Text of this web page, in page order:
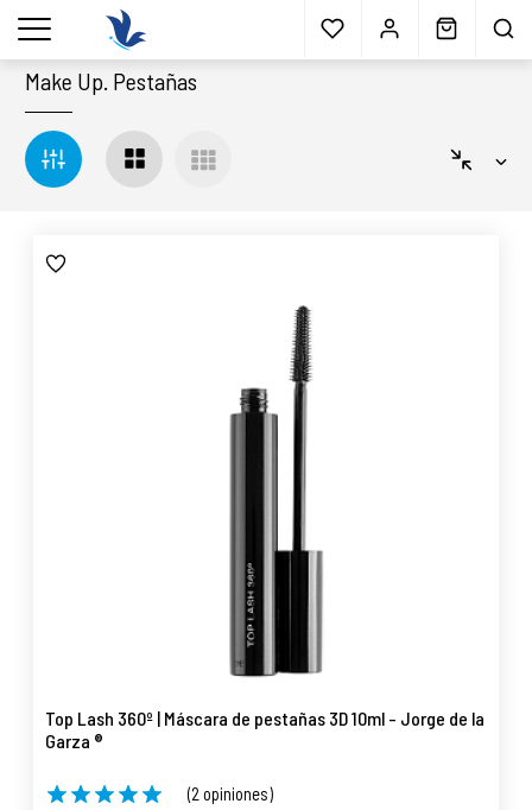
Envío gratisa partir 40€* Muestras gratis Blog
menu
Make Up. Pestañas
Top Lash 360º | Máscara de pestañas 3D 10ml - Jorge de la
Garza ®
(2 opiniones)